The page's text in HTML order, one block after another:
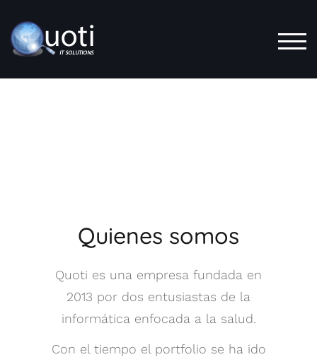
Quienes somos
Quoti es una empresa fundada en
2013 por dos entusiastas de la
informática enfocada a la salud.
Con el tiempo el portfolio se ha ido